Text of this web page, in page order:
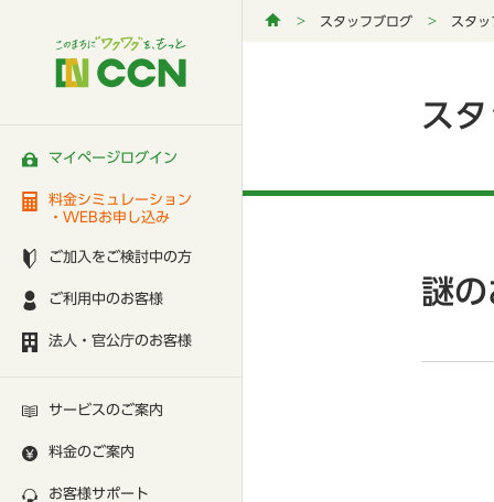
マイページログイン
料金シミュレーション
・WEBお申し込み
ご加入をご検討中の方
ご利用中のお客様
法人・官公庁のお客様
サービスのご案内
料金のご案内
お客様サポート
スタッフブログ スタッ
ス
謎